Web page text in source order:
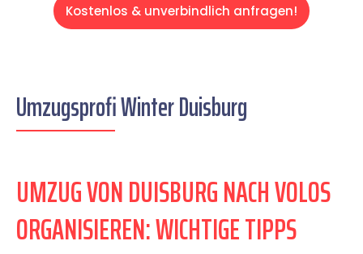
Kostenlos & unverbindlich anfragen!
Umzugsprofi Winter Duisburg
UMZUG VON DUISBURG NACH VOLOS
ORGANISIEREN: WICHTIGE TIPPS